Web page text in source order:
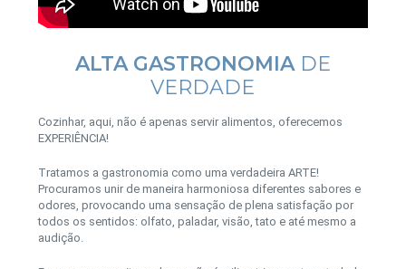
ALTA GASTRONOMIADE
VERDADE
Cozinhar, aqui, não é apenas servir alimentos, oferecemos
EXPERIÊNCIA!
Tratamos a gastronomia como uma verdadeira ARTE!
Procuramos unir de maneira harmoniosa diferentes sabores e
odores, provocando uma sensação de plena satisfação por
todos os sentidos: olfato, paladar, visão, tato e até mesmo a
audição.